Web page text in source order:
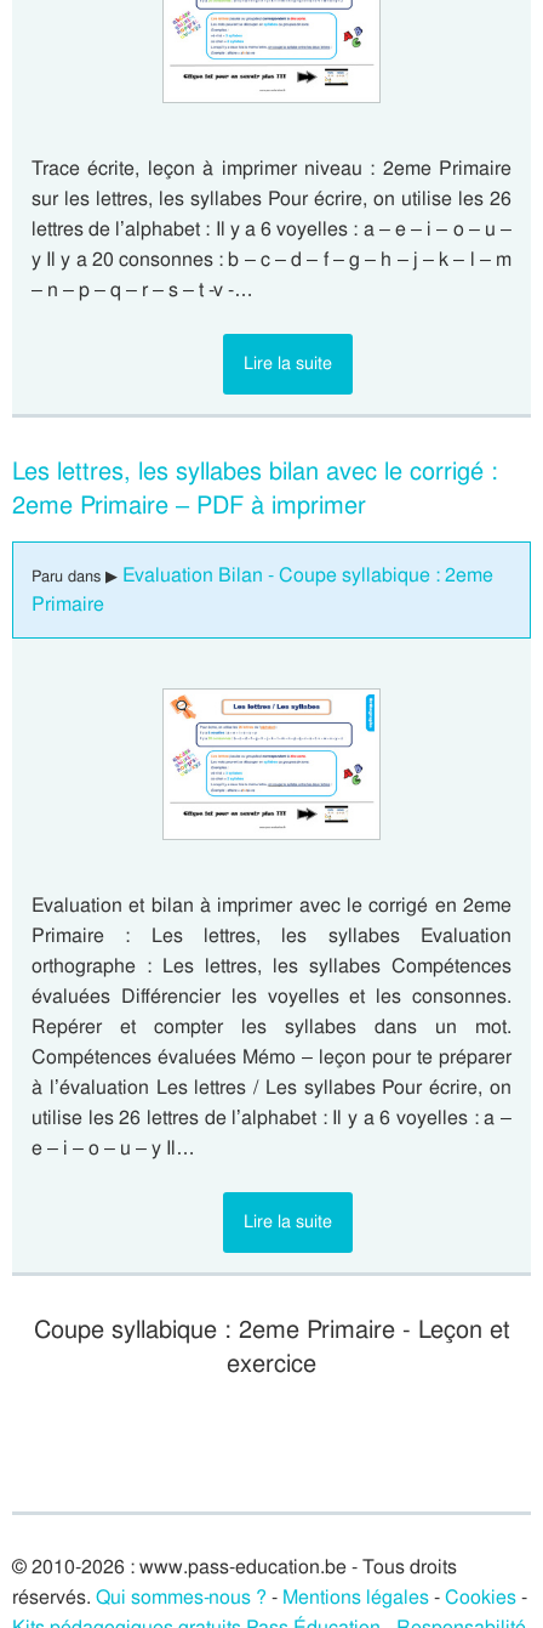
Trace écrite, leçon à imprimer niveau : 2eme Primaire
sur les lettres, les syllabes Pour écrire, on utilise les 26
lettres de l’alphabet : Il y a 6 voyelles : a – e – i – o – u –
y Il y a 20 consonnes : b – c – d – f – g – h – j – k – l – m
– n – p – q – r – s – t -v -…
Lire la suite
Les lettres, les syllabes bilan avec le corrigé :
2eme Primaire – PDF à imprimer
Paru dans ▶ Evaluation Bilan - Coupe syllabique : 2eme
Primaire
Evaluation et bilan à imprimer avec le corrigé en 2eme
Primaire : Les lettres, les syllabes Evaluation
orthographe : Les lettres, les syllabes Compétences
évaluées Différencier les voyelles et les consonnes.
Repérer et compter les syllabes dans un mot.
Compétences évaluées Mémo – leçon pour te préparer
à l’évaluation Les lettres / Les syllabes Pour écrire, on
utilise les 26 lettres de l’alphabet : Il y a 6 voyelles : a –
e – i – o – u – y Il…
Lire la suite
Coupe syllabique : 2eme Primaire - Leçon et
exercice
© 2010-2026 : www.pass-education.be - Tous droits
réservés. Qui sommes-nous ? - Mentions légales-Cookies-